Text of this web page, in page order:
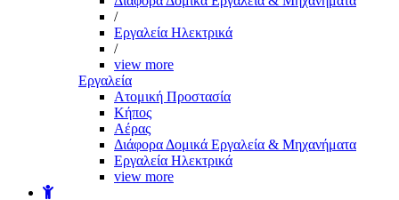
/
Εργαλεία Ηλεκτρικά
/
view more
Εργαλεία
Aτομική Προστασία
Kήπος
Αέρας
Διάφορα Δομικά Εργαλεία & Μηχανήματα
Εργαλεία Ηλεκτρικά
view more